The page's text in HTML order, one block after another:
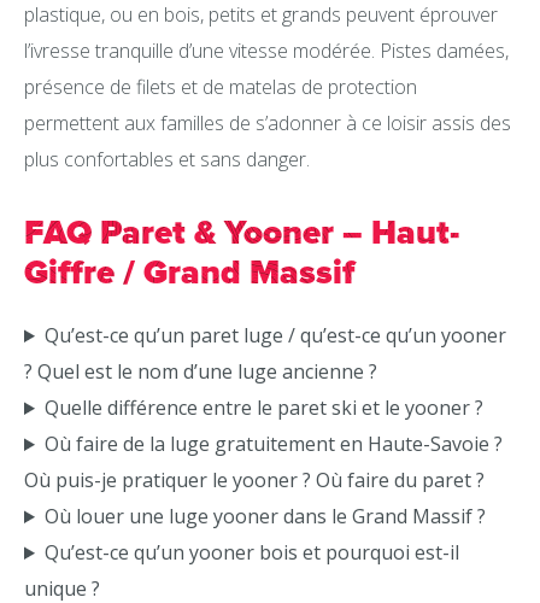
plastique, ou en bois, petits et grands peuvent éprouver
l’ivresse tranquille d’une vitesse modérée. Pistes damées,
présence de filets et de matelas de protection
permettent aux familles de s’adonner à ce loisir assis des
plus confortables et sans danger.
FAQ Paret & Yooner – Haut-
Giffre / Grand Massif
Qu’est-ce qu’un paret luge / qu’est-ce qu’un yooner
? Quel est le nom d’une luge ancienne ?
Quelle différence entre le paret ski et le yooner ?
Où faire de la luge gratuitement en Haute-Savoie ?
Où puis-je pratiquer le yooner ? Où faire du paret ?
Où louer une luge yooner dans le Grand Massif ?
Qu’est-ce qu’un yooner bois et pourquoi est-il
unique ?